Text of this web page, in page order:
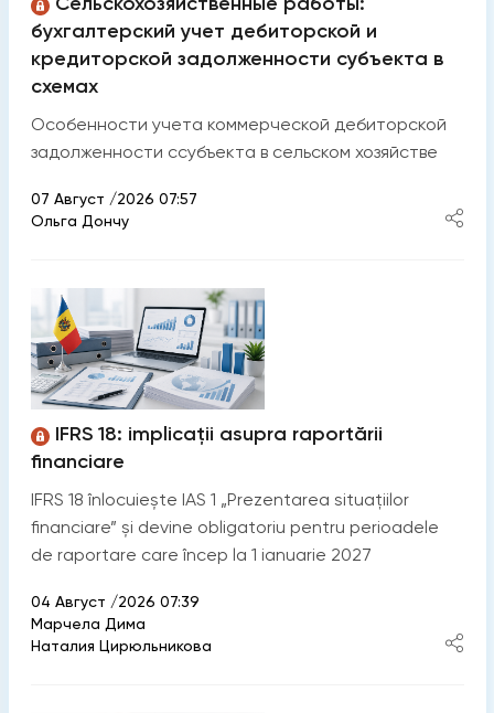
бухгалтерский учет дебиторской и
кредиторской задолженности субъекта в
схемах
Особенности учета коммерческой дебиторской
задолженности cсубъекта в сельском хозяйстве
07 Август /2026 07:57
Ольга Дончу
IFRS 18: implicații asupra raportării
financiare
IFRS 18 înlocuiește IAS 1 „Prezentarea situațiilor
financiare” și devine obligatoriu pentru perioadele
de raportare care încep la 1 ianuarie 2027
04 Август /2026 07:39
Марчела Дима
Наталия Цирюльникова